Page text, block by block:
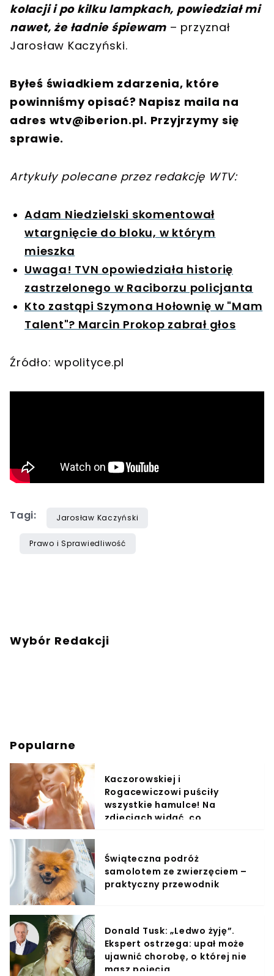
kolacji i po kilku lampkach, powiedział mi
nawet, że ładnie śpiewam – przyznał
Jarosław Kaczyński.
Byłeś świadkiem zdarzenia, które
powinniśmy opisać? Napisz maila na
adres wtv@iberion.pl. Przyjrzymy się
sprawie.
Artykuły polecane przez redakcję WTV:
Adam Niedzielski skomentował
wtargnięcie do bloku, w którym
mieszka
Uwaga! TVN opowiedziała historię
zastrzelonego w Raciborzu policjanta
Kto zastąpi Szymona Hołownię w "Mam
Talent"? Marcin Prokop zabrał głos
Źródło: wpolityce.pl
Tagi: Jarosław Kaczyński
Prawo i Sprawiedliwość
Wybór Redakcji
Popularne
Kaczorowskiej i
Rogacewiczowi puściły
wszystkie hamulce! Na
zdjęciach widać, co
Świąteczna podróż
samolotem ze zwierzęciem –
praktyczny przewodnik
Donald Tusk: „Ledwo żyję”.
Ekspert ostrzega: upał może
ujawnić chorobę, o której nie
masz pojęcia